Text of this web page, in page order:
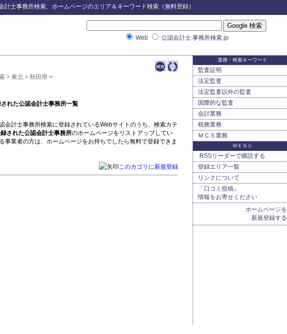
計士事務所検索、ホームページのエリア＆キーワード検索（無料登録）
Web 公認会計士.事務所検索.jp
> 東北 > 秋田県 >
れた公認会計士事務所一覧
会計士事務所検索に登録されているWebサイトのうち、検索カテ
された公認会計士事務所のホームページをリストアップしてい
事業者の方は、ホームページをお持ちでしたら無料で登録できま
このカゴリに新規登録
業務・検索キーワード
監査証明
法定監査
法定監査以外の監査
国際的な監査
会計業務
税務業務
ＭＣＳ業務
ＭＥＮＵ
RSSリーダーで購読する
登録エリア一覧
リンクについて
「口コミ投稿」
情報をお寄せください
ホームページを
新規登録する